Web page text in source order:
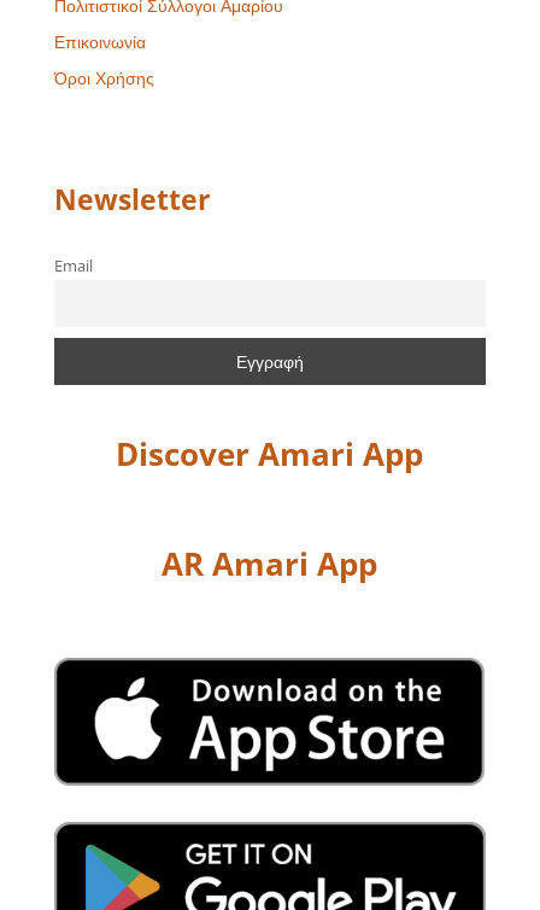
Πολιτιστικοί Σύλλογοι Αμαρίου
Επικοινωνία
Όροι Χρήσης
Newsletter
Email
Discover Amari App
AR Amari App